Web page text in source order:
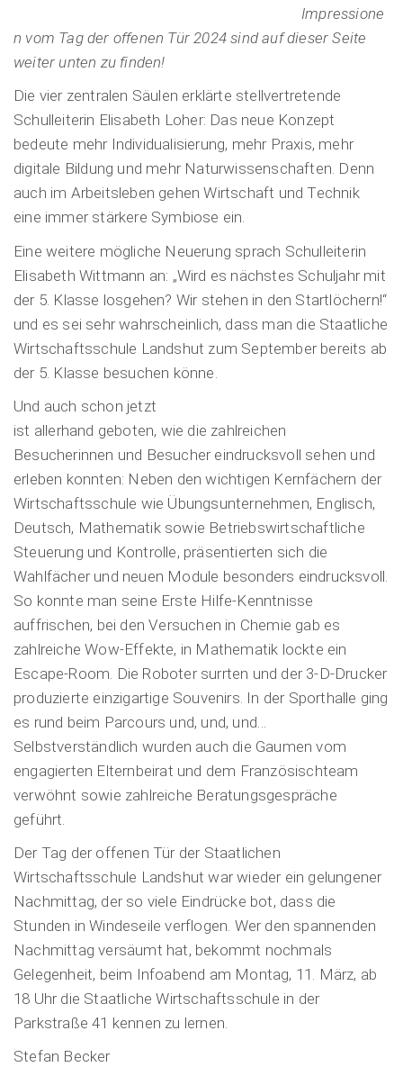
Impressione
n vom Tag der offenen Tür 2024 sind auf dieser Seite
weiter unten zu finden!
Die vier zentralen Säulen erklärte stellvertretende
Schulleiterin Elisabeth Loher: Das neue Konzept
bedeute mehr Individualisierung, mehr Praxis, mehr
digitale Bildung und mehr Naturwissenschaften. Denn
auch im Arbeitsleben gehen Wirtschaft und Technik
eine immer stärkere Symbiose ein.
Eine weitere mögliche Neuerung sprach Schulleiterin
Elisabeth Wittmann an: „Wird es nächstes Schuljahr mit
der 5. Klasse losgehen? Wir stehen in den Startlöchern!“
und es sei sehr wahrscheinlich, dass man die Staatliche
Wirtschaftsschule Landshut zum September bereits ab
der 5. Klasse besuchen könne.
Und auch schon jetzt
ist allerhand geboten, wie die zahlreichen
Besucherinnen und Besucher eindrucksvoll sehen und
erleben konnten: Neben den wichtigen Kernfächern der
Wirtschaftsschule wie Übungsunternehmen, Englisch,
Deutsch, Mathematik sowie Betriebswirtschaftliche
Steuerung und Kontrolle, präsentierten sich die
Wahlfächer und neuen Module besonders eindrucksvoll.
So konnte man seine Erste Hilfe-Kenntnisse
auffrischen, bei den Versuchen in Chemie gab es
zahlreiche Wow-Effekte, in Mathematik lockte ein
Escape-Room. Die Roboter surrten und der 3-D-Drucker
produzierte einzigartige Souvenirs. In der Sporthalle ging
es rund beim Parcours und, und, und…
Selbstverständlich wurden auch die Gaumen vom
engagierten Elternbeirat und dem Französischteam
verwöhnt sowie zahlreiche Beratungsgespräche
geführt.
Der Tag der offenen Tür der Staatlichen
Wirtschaftsschule Landshut war wieder ein gelungener
Nachmittag, der so viele Eindrücke bot, dass die
Stunden in Windeseile verflogen. Wer den spannenden
Nachmittag versäumt hat, bekommt nochmals
Gelegenheit, beim Infoabend am Montag, 11. März, ab
18 Uhr die Staatliche Wirtschaftsschule in der
Parkstraße 41 kennen zu lernen.
Stefan Becker